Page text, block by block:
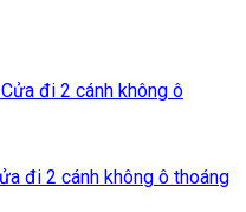
đi 2 cánh không ô thoáng